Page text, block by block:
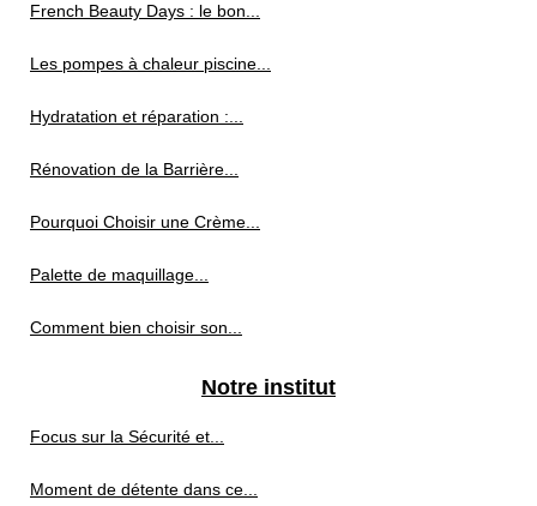
French Beauty Days : le bon...
Les pompes à chaleur piscine...
Hydratation et réparation :...
Rénovation de la Barrière...
Pourquoi Choisir une Crème...
Palette de maquillage...
Comment bien choisir son...
Notre institut
Focus sur la Sécurité et...
Moment de détente dans ce...